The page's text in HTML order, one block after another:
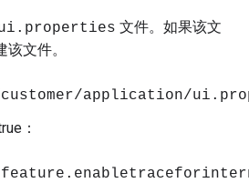
文件。如果该文
文件。
application/
：